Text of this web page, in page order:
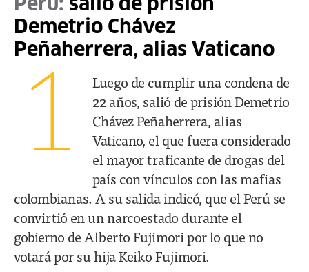
Perú: salió de prisión
Demetrio Chávez
Peñaherrera, alias Vaticano
1
Luego de cumplir una condena de
22 años, salió de prisión Demetrio
Chávez Peñaherrera, alias
Vaticano, el que fuera considerado
el mayor traficante de drogas del
país con vínculos con las mafias
colombianas. A su salida indicó, que el Perú se
convirtió en un narcoestado durante el
gobierno de Alberto Fujimori por lo que no
votará por su hija Keiko Fujimori.